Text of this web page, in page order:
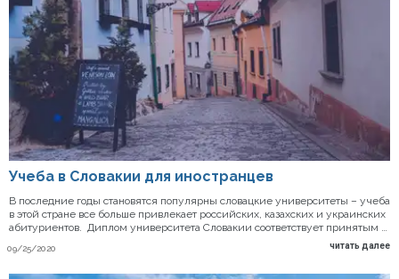
Учеба в Словакии для иностранцев
09/25/2020
В последние годы становятся популярны словацкие университеты – учеба
в этой стране все больше привлекает российских, казахских и украинских
абитуриентов. Диплом университета Словакии соответствует принятым …
читать далее